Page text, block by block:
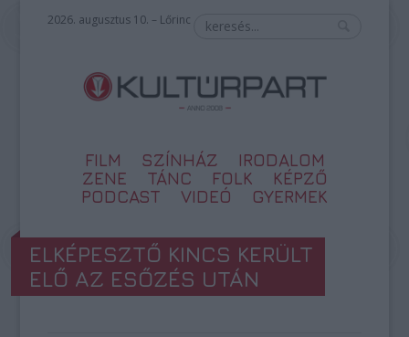
2026. augusztus 10. – Lőrinc
FILM SZÍNHÁZ
IRODALOM
ZENE
TÁNC FOLK
KÉPZŐ
PODCAST
VIDEÓ GYERMEK
ELKÉPESZTŐ KINCS KERÜLT
ELŐ AZ ESŐZÉS UTÁN